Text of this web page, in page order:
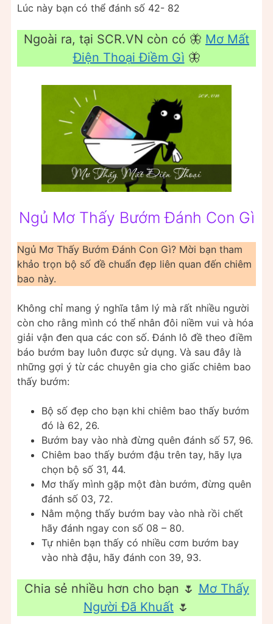
Lúc này bạn có thể đánh số 42- 82
Ngoài ra, tại SCR.VN còn có 🦋 Mơ Mất
Điện Thoại Điềm Gì 🦋
Ngủ Mơ Thấy Bướm Đánh Con Gì
Ngủ Mơ Thấy Bướm Đánh Con Gì? Mời bạn tham
khảo trọn bộ số đề chuẩn đẹp liên quan đến chiêm
bao này.
Không chỉ mang ý nghĩa tâm lý mà rất nhiều người
còn cho rằng mình có thể nhân đôi niềm vui và hóa
giải vận đen qua các con số. Đánh lô đề theo điềm
báo bướm bay luôn được sử dụng. Và sau đây là
những gợi ý từ các chuyên gia cho giấc chiêm bao
thấy bướm:
Bộ số đẹp cho bạn khi chiêm bao thấy bướm
đó là 62, 26.
Bướm bay vào nhà đừng quên đánh số 57, 96.
Chiêm bao thấy bướm đậu trên tay, hãy lựa
chọn bộ số 31, 44.
Mơ thấy mình gặp một đàn bướm, đừng quên
đánh số 03, 72.
Nằm mộng thấy bướm bay vào nhà rồi chết
hãy đánh ngay con số 08 – 80.
Tự nhiên bạn thấy có nhiều cơm bướm bay
vào nhà đậu, hãy đánh con 39, 93.
Chia sẻ nhiều hơn cho bạn 🌷 Mơ Thấy
Người Đã Khuất 🌷